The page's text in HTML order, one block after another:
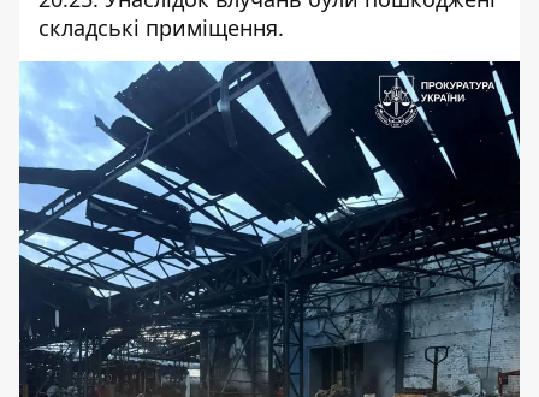
складські приміщення.